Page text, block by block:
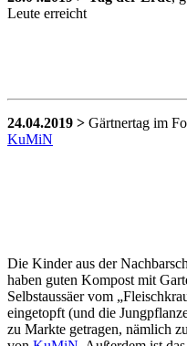
Leute erreicht
24.04.2019 > Gärtnertag im
KuMiN
Die Kinder aus der
haben guten Kompost mit
Selbstaussäer vom
eingetopft (und die
zu Markte getragen, nämlich